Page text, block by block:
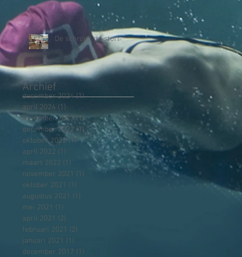
De schroot, de stort
Archief
december 2024 (1)1 post
april 2024 (1)
november 2023 (1) 1 post
december 2022 (1) 1 post
oktober 2022 (1)1 post
april 2022 (1)
maart 2022 (1)
november 2021 (1)
oktober 2021 (1)
augustus 2021 (1)
mei 2021 (1)
april 2021 (2)
februari 2021 (2)
januari 2021 (1)
december 2017 (1)